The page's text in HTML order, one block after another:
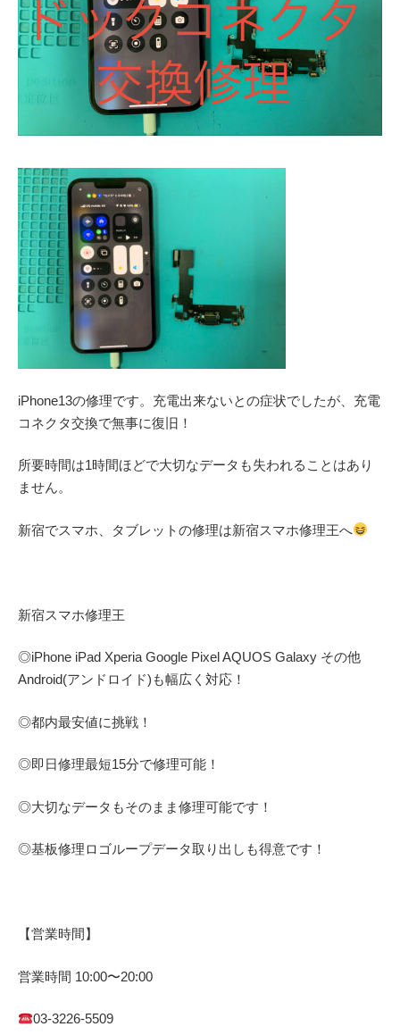
iPhone13の修理です。充電出来ないとの症状でしたが、充電
コネクタ交換で無事に復旧！
所要時間は1時間ほどで大切なデータも失われることはあり
ません。
新宿でスマホ、タブレットの修理は新宿スマホ修理王へ
新宿スマホ修理王
◎iPhone iPad Xperia Google Pixel AQUOS Galaxy その他
Android(アンドロイド) も幅広く対応！
◎都内最安値に挑戦！
◎即日修理最短15分で修理可能！
◎大切なデータもそのまま修理可能です！
◎基板修理ロゴループデータ取り出しも得意です！
【営業時間】
営業時間 10:00〜20:00
03-3226-5509